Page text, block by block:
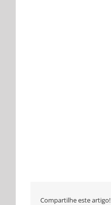
Compartilhe este artigo!